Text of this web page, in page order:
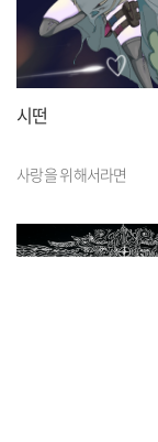
시떤
사랑을 위해서라면